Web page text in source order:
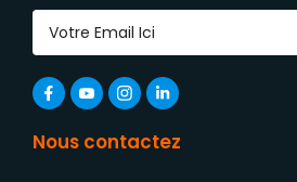
Nous contactez